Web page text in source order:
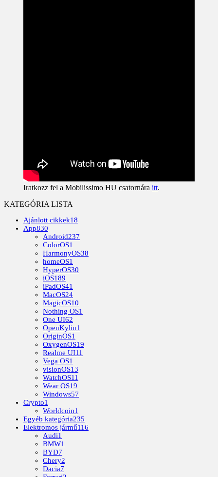
Iratkozz fel a Mobilissimo HU csatornára itt.
KATEGÓRIA LISTA
Ajánlott cikkek18
App830
Android237
ColorOS1
HarmonyOS38
homeOS1
HyperOS30
iOS189
iPadOS41
MacOS24
MagicOS10
Nothing OS1
One UI62
OpenKylin1
OriginOS1
OxygenOS19
Realme UI11
Vega OS1
visionOS13
WatchOS11
Wear OS19
Windows57
Crypto1
Worldcoin1
Egyéb kategória235
Elektromos jármű116
Audi1
BMW1
BYD7
Chery2
Dacia7